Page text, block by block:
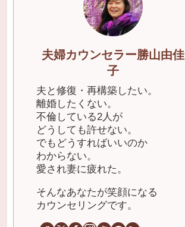
夫婦カウンセラー勝山由佳
子
夫と修復・再構築したい。
離婚したくない。
不倫している2人が
どうしても許せない。
でもどうすればいいのか
わからない。
愛され妻に疲れた。
そんなあなたが笑顔になる
カウンセリングです。